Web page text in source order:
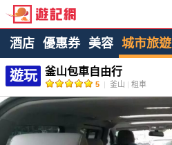
酒店 優惠券 美容 城市旅遊
遊玩 釜山包車自由行
5 | 釜山 | 租車